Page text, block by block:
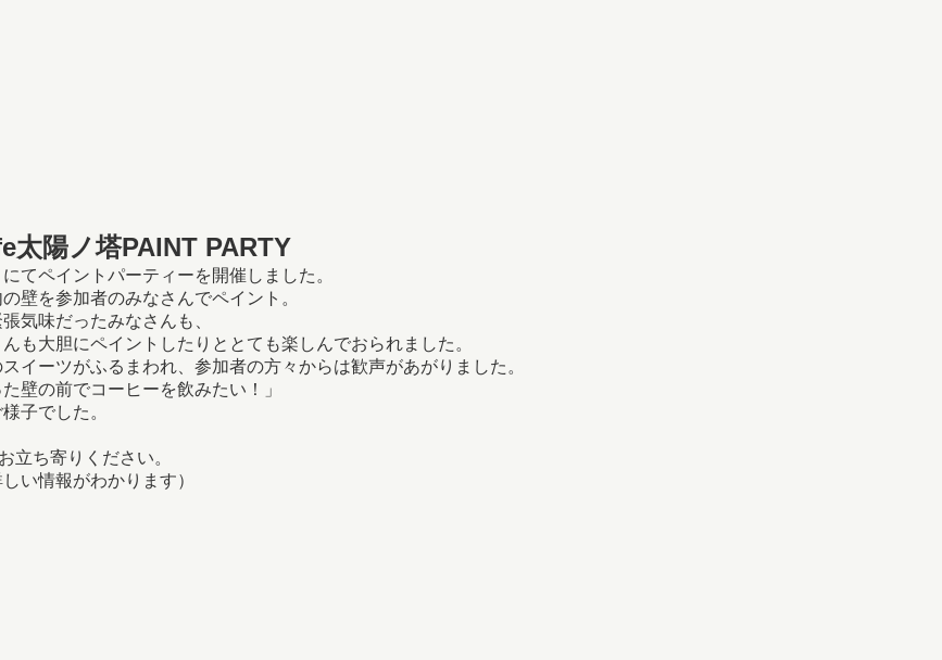
太陽ノ塔PAINT PARTY
てペイントパーティーを開催しました。
壁を参加者のみなさんでペイント。
気味だったみなさんも、
も大胆にペイントしたりととても楽しんでおられました。
イーツがふるまわれ、参加者の方々からは歓声があがりました。
壁の前でコーヒーを飲みたい！」
子でした。
立ち寄りください。
い情報がわかります）